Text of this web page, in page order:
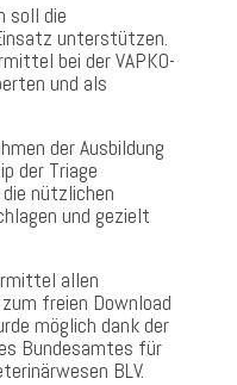
soll die
unterstützen.
bei der VAPKO-
und als
der Ausbildung
der Triage
nützlichen
und gezielt
allen
freien Download
möglich dank der
Bundesamtes für
BLV.